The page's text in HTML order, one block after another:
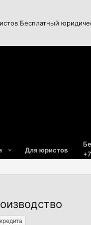
Бесплатный
Для юристов